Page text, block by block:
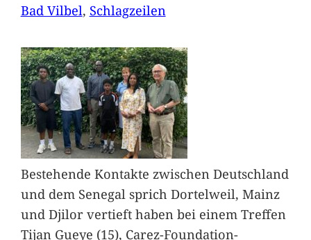
Bad Vilbel, Schlagzeilen
Bestehende Kontakte zwischen Deutschland
und dem Senegal sprich Dortelweil, Mainz
und Djilor vertieft haben bei einem Treffen
Tijan Gueye (15), Carez-Foundation-